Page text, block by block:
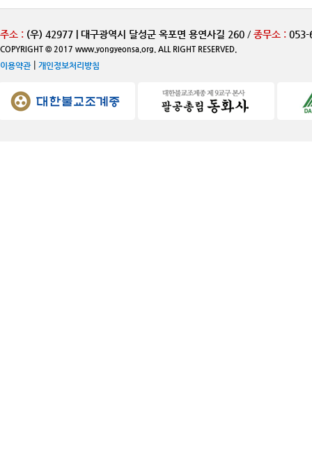
주소 : (우) 42977 | 대구광역시 달성군 옥포면 용연사길 260 / 종무소 : 053-
COPYRIGHT © 2017 www.yongyeonsa.org. ALL RIGHT RESERVED.
이용약관| 개인정보처리방침